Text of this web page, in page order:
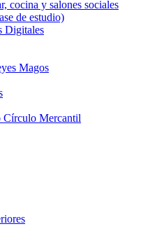
cocina y salones sociales
de estudio)
Digitales
Magos
Círculo Mercantil